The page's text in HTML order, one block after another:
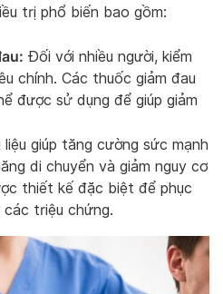
trị phổ biến bao gồm:
Đối với nhiều người, kiểm
chính. Các thuốc giảm đau
được sử dụng để giúp giảm
giúp tăng cường sức mạnh
di chuyển và giảm nguy cơ
thiết kế đặc biệt để phục
triệu chứng.